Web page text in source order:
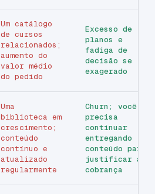
Um catálogo
de cursos
relacionados;
aumento do
valor médio
do pedido
Excesso de
planos e
fadiga de
decisão se
exagerado
Uma
biblioteca em
crescimento;
conteúdo
contínuo e
atualizado
regularmente
Churn; você
precisa
continuar
entregando
conteúdo para
justificar a
cobrança